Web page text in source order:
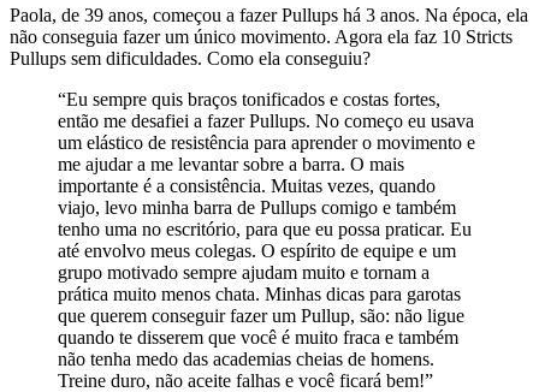
Paola, de 39 anos, começou a fazer Pullups há 3 anos. Na época, ela
não conseguia fazer um único movimento. Agora ela faz 10 Stricts
Pullups sem dificuldades. Como ela conseguiu?
“Eu sempre quis braços tonificados e costas fortes,
então me desafiei a fazer Pullups. No começo eu usava
um elástico de resistência para aprender o movimento e
me ajudar a me levantar sobre a barra. O mais
importante é a consistência. Muitas vezes, quando
viajo, levo minha barra de Pullups comigo e também
tenho uma no escritório, para que eu possa praticar. Eu
até envolvo meus colegas. O espírito de equipe e um
grupo motivado sempre ajudam muito e tornam a
prática muito menos chata. Minhas dicas para garotas
que querem conseguir fazer um Pullup, são: não ligue
quando te disserem que você é muito fraca e também
não tenha medo das academias cheias de homens.
Treine duro, não aceite falhas e você ficará bem!”